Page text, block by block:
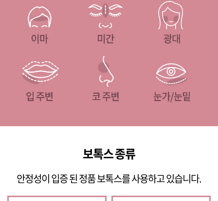
보톡스 종류
안정성이 입증 된 정품 보톡스를 사용하고 있습니다.